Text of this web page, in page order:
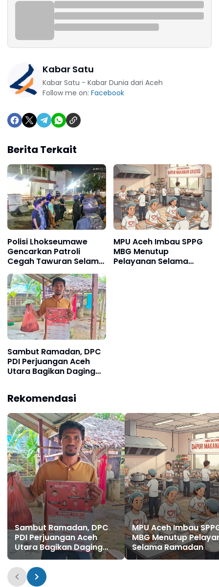
Kabar Satu
Kabar Satu - Kabar Dunia dari Aceh
Follow me on: Facebook
Berita Terkait
Polisi Lhokseumawe
Gencarkan Patroli
Cegah Tawuran Selama
Ramadan
MPU Aceh Imbau SPPG
MBG Menutup
Pelayanan Selama
Sambut Ramadan, DPC
PDI Perjuangan Aceh
Utara Bagikan Daging
Rekomendasi
Sambut Ramadan, DPC
PDI Perjuangan Aceh
Utara Bagikan Daging
Meugang
MPU Aceh Imbau
MBG Menutup
Selama Ramadan